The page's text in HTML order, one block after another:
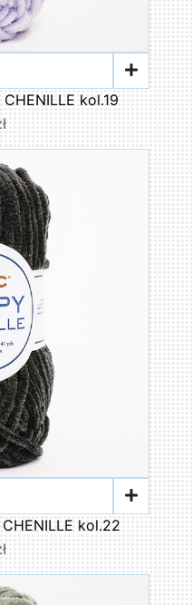
kol.19
kol.22